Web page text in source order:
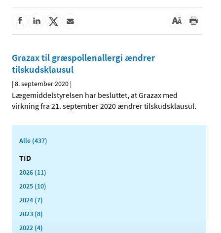
Grazax til græspollenallergi ændrer
tilskudsklausul
|8. september 2020 |
Lægemiddelstyrelsen har besluttet, at Grazax med
virkning fra 21. september 2020 ændrer tilskudsklausul.
Alle (437)
TID
2026 (11)
2025 (10)
2024 (7)
2023 (8)
2022 (4)